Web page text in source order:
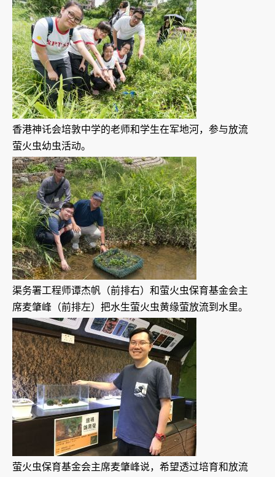
香港神讬会培敦中学的老师和学生在军地河，参与放流
萤火虫幼虫活动。
渠务署工程师谭杰帆（前排右）和萤火虫保育基金会主
席麦肇峰（前排左）把水生萤火虫黄缘萤放流到水里。
萤火虫保育基金会主席麦肇峰说，希望透过培育和放流